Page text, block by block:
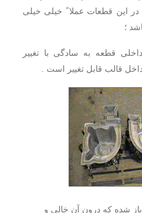
این قطعات عملا ً خیلی خیلی
؛
قطعه به سادگی با تغییر
قالب قابل تغییر است .
شده که درون آن خالی و